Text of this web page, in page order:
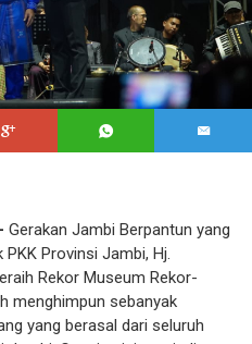
Gerakan Jambi Berpantun yang
Provinsi Jambi, Hj.
Rekor Museum Rekor-
menghimpun sebanyak
yang berasal dari seluruh